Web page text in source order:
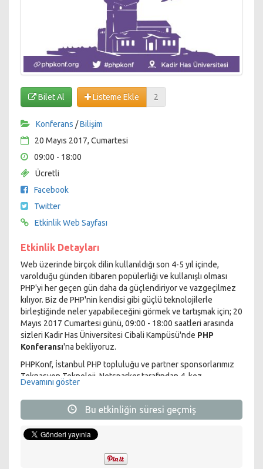
Bilet Al Listeme Ekle 2
Konferans /Bilişim
20 Mayıs 2017, Cumartesi
09:00 - 18:00
Ücretli
Facebook
Twitter
Etkinlik Web Sayfası
Etkinlik Detayları
Web üzerinde birçok dilin kullanıldığı son 4-5 yıl içinde,
varolduğu günden itibaren popülerliği ve kullanışlı olması
PHP'yi her geçen gün daha da güçlendiriyor ve vazgeçilmez
kılıyor. Biz de PHP'nin kendisi gibi güçlü teknolojilerle
birleştiğinde neler yapabileceğini görmek ve tartışmak için; 20
Mayıs 2017 Cumartesi günü, 09:00 - 18:00 saatleri arasında
sizleri Kadir Has Üniversitesi Cibali Kampüsü'nde PHP
Konferansı'na bekliyoruz.
PHPKonf, İstanbul PHP topluluğu ve partner sponsorlarımız
Teknasyon Teknoloji, Netsparker tarafından 4. kez
düzenleniyor. Bu yıl keynote konuşmacımız PHP dilinin mucidi
Rasmus Lerdorf.
Konferansta 1 keynote ve paralel oturumla 14 konuşma yer
alıyor.
Devamını göster
Bu etkinliğin süresi geçmiş